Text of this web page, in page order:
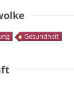
Gesundheit